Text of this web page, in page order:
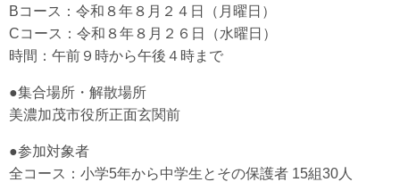
Bコース：令和８年８月２４日（月曜日）
Cコース：令和８年８月２６日（水曜日）
時間：午前９時から午後４時まで
●集合場所・解散場所
美濃加茂市役所正面玄関前
●参加対象者
全コース：小学5年から中学生とその保護者 15組30人